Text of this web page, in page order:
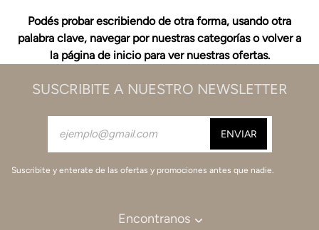
Podés probar escribiendo de otra forma, usando otra
palabra clave, navegar por nuestras categorías o volver a
la página de inicio para ver nuestras ofertas.
SUSCRIBITE A NUESTRO NEWSLETTER
Suscribite y enterate de las ofertas y promociones antes que nadie.
Encontranos